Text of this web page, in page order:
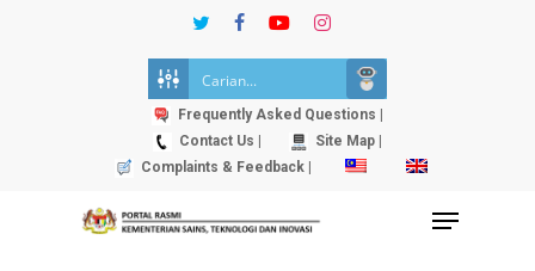
twitterfacebookyoutubeinstagram
Frequently Asked Questions |
Contact Us |
Site Map |
Complaints & Feedback |
Menu